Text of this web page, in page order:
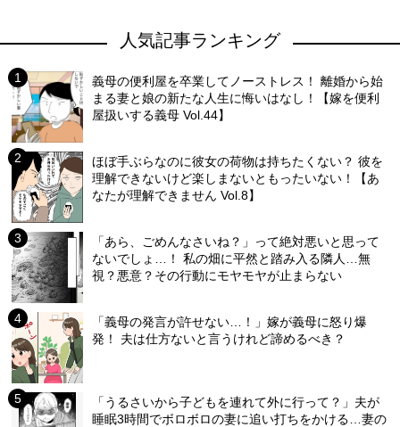
人気記事ランキング
義母の便利屋を卒業してノーストレス！ 離婚から始
まる妻と娘の新たな人生に悔いはなし！【嫁を便利
屋扱いする義母 Vol.44】
ほぼ手ぶらなのに彼女の荷物は持ちたくない？ 彼を
理解できないけど楽しまないともったいない！【あ
なたが理解できません Vol.8】
「あら、ごめんなさいね？」って絶対悪いと思って
ないでしょ…！ 私の畑に平然と踏み入る隣人…無
視？悪意？その行動にモヤモヤが止まらない
「義母の発言が許せない…！」嫁が義母に怒り爆
発！ 夫は仕方ないと言うけれど諦めるべき？
「うるさいから子どもを連れて外に行って？」夫が
睡眠3時間でボロボロの妻に追い打ちをかける…妻の